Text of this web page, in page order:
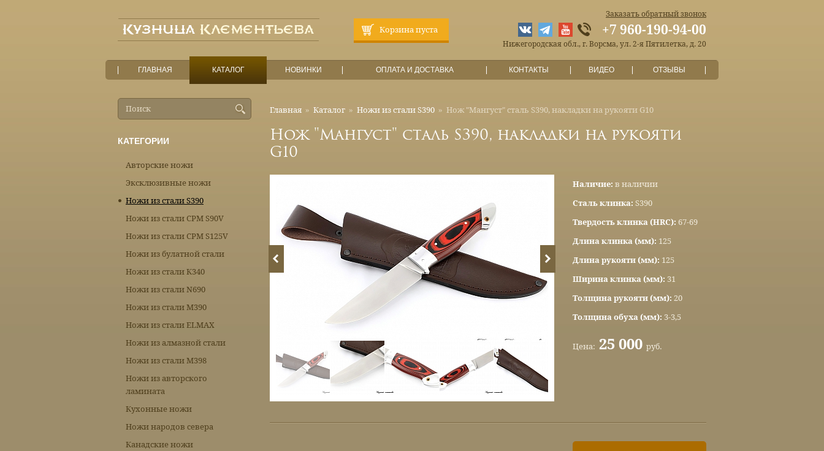
Корзина пуста
Заказать обратный звонок
+7 960-190-94-00
Нижегородская обл., г. Ворсма, ул. 2-я Пятилетка, д. 20
ГЛАВНАЯ КАТАЛОГ НОВИНКИ ОПЛАТА И ДОСТАВКА КОНТАКТЫ ВИДЕО ОТЗЫВЫ
Главная » Каталог » Ножи из стали S390 » Нож "Мангуст" сталь S390, накладки на рукояти G10
Нож "Мангуст" сталь S390, накладки на рукояти
G10
Наличие: в наличии
Сталь клинка: S390
Твердость клинка (HRC): 67-69
Длина клинка (мм): 125
Длина рукояти (мм): 125
Ширина клинка (мм): 31
Толщина рукояти (мм): 20
Толщина обуха (мм): 3-3,5
Цена: 25 000 руб.
КАТЕГОРИИ
Авторские ножи
Эксклюзивные ножи
Ножи из стали S390
Ножи из стали CPM S90V
Ножи из стали CPM S125V
Ножи из булатной стали
Ножи из стали К340
Ножи из стали N690
Ножи из стали М390
Ножи из стали ELMAX
Ножи из алмазной стали
Ножи из стали М398
Ножи из авторского
ламината
Кухонные ножи
Ножи народов севера
Канадские ножи